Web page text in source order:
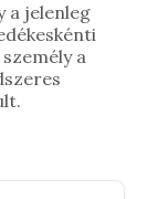
a jelenleg
a